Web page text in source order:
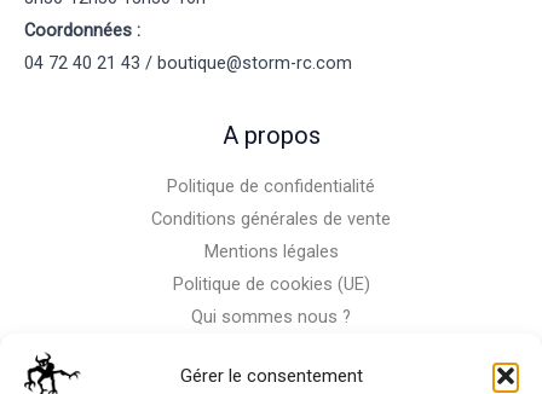
Gérer le consentement
Coordonnées :
04 72 40 21 43 / boutique@storm-rc.com
A propos
Politique de confidentialité
Conditions générales de vente
Mentions légales
Politique de cookies (UE)
Qui sommes nous ?